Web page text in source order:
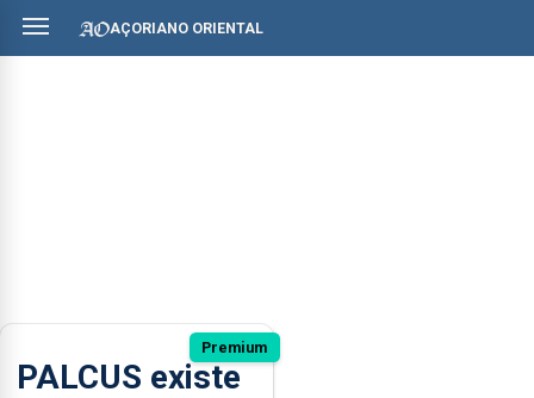
AÇORIANO ORIENTAL
Premium
PALCUS existe